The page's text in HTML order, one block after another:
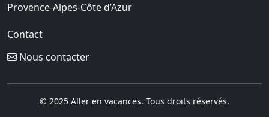
Provence-Alpes-Côte d’Azur
Contact
Nous contacter
© 2025 Aller en vacances. Tous droits réservés.